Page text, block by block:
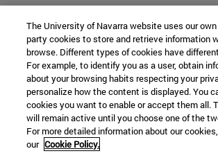
The University of Navarra website uses our
party cookies to store and retrieve information
browse. Different types of cookies have
For example, to identify you as a user, obtain
about your browsing habits respecting your
personalize how the content is displayed. You
cookies you want to enable or accept them all.
will remain active until you choose one of the
For more detailed information about our
our Cookie Policy.